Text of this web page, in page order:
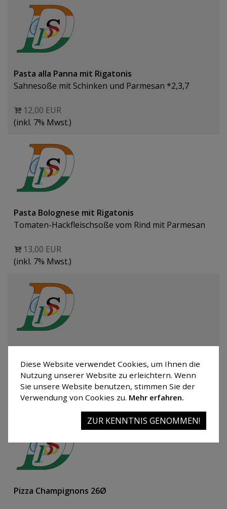
Diese Website verwendet Cookies, um Ihnen die
Nutzung unserer Website zu erleichtern. Wenn
Sie unsere Website benutzen, stimmen Sie der
Verwendung von Cookies zu. Mehr erfahren.
ZUR KENNTNIS GENOMMEN!
Pasta alla Panna mit Rigatonis
Sahnesoße mit Schinken und Parmesan *2,3,7
12,00 EUR
(inkl. 7% Mwst.)
Pasta Bolognese mit Rigatonis
Tomaten-Hackfleischsoße vom Rind mit Parmesan
13,00 EUR
(inkl. 7% Mwst.)
Tomatensoße mit Parmesan
11,00 EUR
(inkl. 7% Mwst.)
Pizza Champignons 26Ø